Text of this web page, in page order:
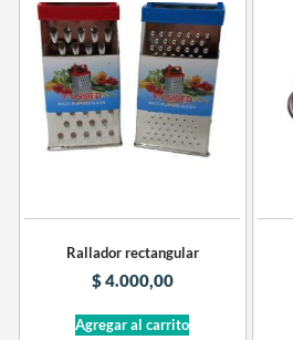
Rallador rectangular
$4.000,00
Agregar al carrito